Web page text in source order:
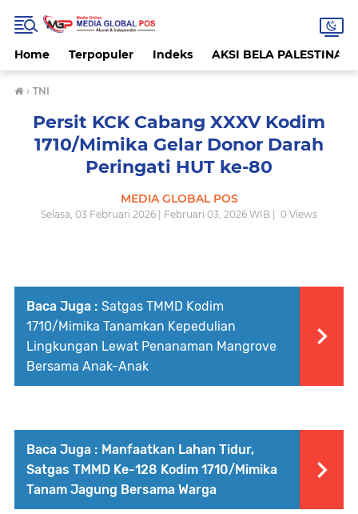
Home Terpopuler Indeks AKSI BELA PALESTINA
› TNI
Persit KCK Cabang XXXV Kodim
1710/Mimika Gelar Donor Darah
Peringati HUT ke-80
MEDIA GLOBAL POS
Selasa, 03 Februari 2026 | Februari 03, 2026 WIB | 0 Views
Baca Juga : Satgas TMMD Kodim
1710/Mimika Tanamkan Kepedulian
Lingkungan Lewat Penanaman Mangrove
Bersama Anak-Anak
Baca Juga : Manfaatkan Lahan Tidur,
Satgas TMMD Ke-128 Kodim 1710/Mimika
Tanam Jagung Bersama Warga